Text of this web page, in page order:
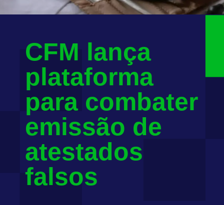
CFM lança
plataforma
para combater
emissão de
atestados
falsos